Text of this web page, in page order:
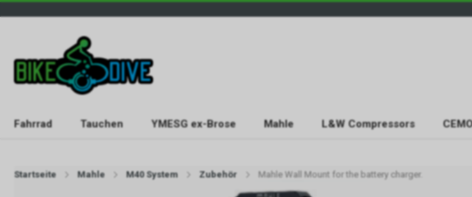
Fahrrad Tauchen YMESG ex-Brose Mahle L&W Compressors
Startseite Mahle M40 System Zubehör Mahle Wall Mount for the battery charger.